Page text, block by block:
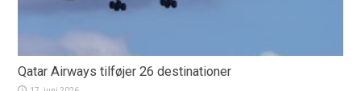
Qatar Airways tilføjer 26 destinationer